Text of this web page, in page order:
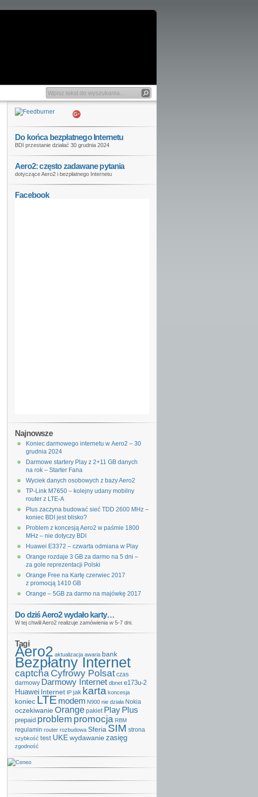
Do końca bezpłatnego Internetu
BDI przestanie działać 30 grudnia 2024
Aero2: często zadawane pytania
dotyczące Aero2 i bezpłatnego Internetu
Facebook
Najnowsze
Koniec darmowego internetu w Aero2 – 30
grudnia 2024
Darmowe startery Play z 2+11 GB danych
na rok – Starter Fana
Wyciek danych osobowych z bazy Aero2
TP-Link M7650 – kolejny udany mobilny
router z LTE-A
Plus zaczyna budować sieć TDD 2600 MHz –
koniec BDI jest blisko?
Problem z koncesją Aero2 w paśmie 1800
MHz – nie dotyczy BDI
Huawei E3372 – czwarta odmiana w Play
Orange rozdaje 3 GB za darmo na 5 dni –
za gole reprezentacji Polski
Orange Free na Kartę czerwiec 2017
z promocją 1410 GB
Orange – 5GB za darmo na majówkę 2017
Do dziś Aero2 wydało karty…
W tej chwili Aero2 realizuje zamówienia w 5-7 dni.
Tagi
Aero2 aktualizacja awaria bank
Bezpłatny Internet
captcha Cyfrowy Polsat czas
darmowy Darmowy Internet dbnet e173u-2
Huawei Internet IP jak karta koncesja
koniec LTE modem N900 nie działa Nokia
oczekiwanie Orange pakiet Play Plus
prepaid problem promocja RBM
regulamin router rozbudowa Sferia SIM strona
szybkość test UKE wydawaniezasięg
zgodność